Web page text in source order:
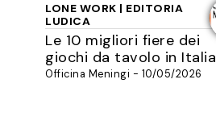
LONE WORK | EDITORIA
LUDICA
Le 10 migliori fiere dei
giochi da tavolo in Italia
Officina Meningi - 10/05/2026